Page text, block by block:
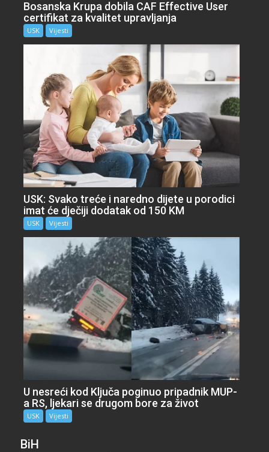
Bosanska Krupa dobila CAF Effective User
certifikat za kvalitet upravljanja
USK Vijesti
USK: Svako treće i naredno dijete u porodici
imat će dječiji dodatak od 150 KM
USK Vijesti
U nesreći kod Ključa poginuo pripadnik MUP-
a RS, ljekari se drugom bore za život
USK Vijesti
BiH